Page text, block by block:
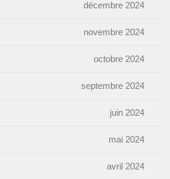
décembre 2024
novembre 2024
octobre 2024
septembre 2024
juin 2024
mai 2024
avril 2024